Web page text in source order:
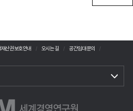
산권 보호안내 오시는 길
공간임대 문의